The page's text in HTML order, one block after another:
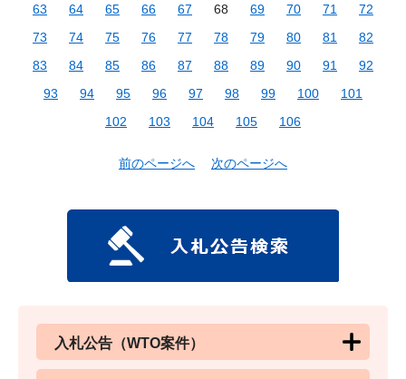
63
64 65 66 67 68 69 70 71
72
73
74 75 76 77 78 79 80 81
82
83
84 85 86 87 88 89 90 91
92
93
94 95 96 97 98 99 100
101
102
103 104 105 106
前のページへ 次のページへ
入札公告（WTO案件）